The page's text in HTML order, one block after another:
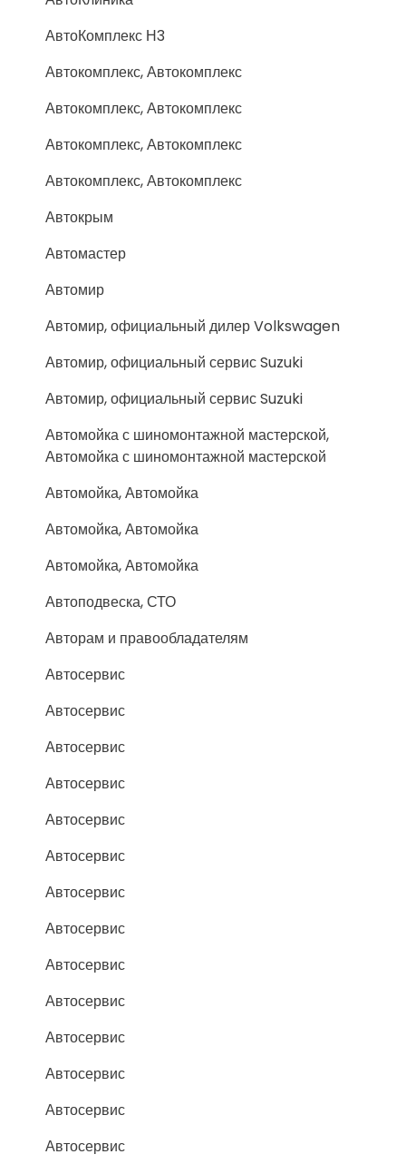
АвтоКомплекс Н3
Автокомплекс, Автокомплекс
Автокомплекс, Автокомплекс
Автокомплекс, Автокомплекс
Автокомплекс, Автокомплекс
Автокрым
Автомастер
Автомир
Автомир, официальный дилер Volkswagen
Автомир, официальный сервис Suzuki
Автомир, официальный сервис Suzuki
Автомойка с шиномонтажной мастерской,
Автомойка с шиномонтажной мастерской
Автомойка, Автомойка
Автомойка, Автомойка
Автомойка, Автомойка
Автоподвеска, СТО
Авторам и правообладателям
Автосервис
Автосервис
Автосервис
Автосервис
Автосервис
Автосервис
Автосервис
Автосервис
Автосервис
Автосервис
Автосервис
Автосервис
Автосервис
Автосервис